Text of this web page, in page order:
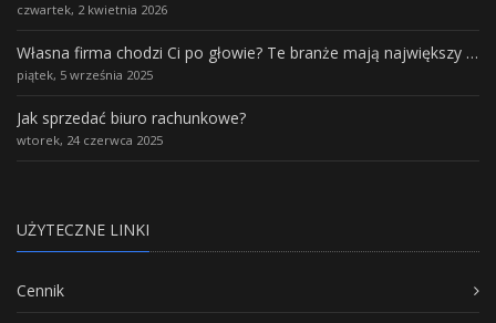
czwartek, 2 kwietnia 2026
Własna firma chodzi Ci po głowie? Te branże mają największy potencjał rozwoju
piątek, 5 września 2025
Jak sprzedać biuro rachunkowe?
wtorek, 24 czerwca 2025
UŻYTECZNE LINKI
Cennik